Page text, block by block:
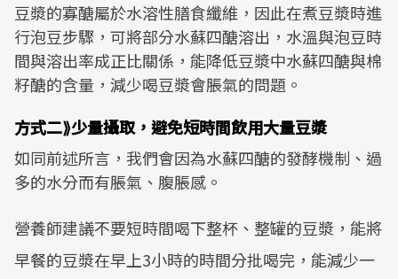
豆漿的寡醣屬於水溶性膳食纖維，因此在煮豆漿時進
行泡豆步驟，可將部分水蘇四醣溶出，水溫與泡豆時
間與溶出率成正比關係，能降低豆漿中水蘇四醣與棉
籽醣的含量，減少喝豆漿會脹氣的問題。
方式二⟫少量攝取，避免短時間飲用大量豆漿
如同前述所言，我們會因為水蘇四醣的發酵機制、過
多的水分而有脹氣、腹脹感。
營養師建議不要短時間喝下整杯、整罐的豆漿，能將
早餐的豆漿在早上3小時的時間分批喝完，能減少一